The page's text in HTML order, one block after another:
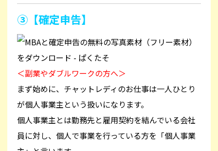
③【確定申告】
＜副業やダブルワークの方へ＞
まず始めに、チャットレディのお仕事は一人ひとり
が個人事業主という扱いになります。
個人事業主とは勤務先と雇用契約を結んでいる会社
員に対し、個人で事業を行っている方を「個人事業